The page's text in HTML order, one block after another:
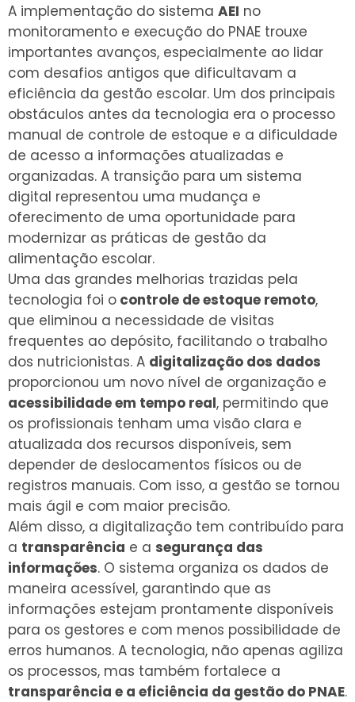
A implementação do sistema AEI no
monitoramento e execução do PNAE trouxe
importantes avanços, especialmente ao lidar
com desafios antigos que dificultavam a
eficiência da gestão escolar. Um dos principais
obstáculos antes da tecnologia era o processo
manual de controle de estoque e a dificuldade
de acesso a informações atualizadas e
organizadas. A transição para um sistema
digital representou uma mudança e
oferecimento de uma oportunidade para
modernizar as práticas de gestão da
alimentação escolar.
Uma das grandes melhorias trazidas pela
tecnologia foi o controle de estoque remoto,
que eliminou a necessidade de visitas
frequentes ao depósito, facilitando o trabalho
dos nutricionistas. A digitalização dos dados
proporcionou um novo nível de organização e
acessibilidade em tempo real, permitindo que
os profissionais tenham uma visão clara e
atualizada dos recursos disponíveis, sem
depender de deslocamentos físicos ou de
registros manuais. Com isso, a gestão se tornou
mais ágil e com maior precisão.
Além disso, a digitalização tem contribuído para
a transparência e a segurança das
informações. O sistema organiza os dados de
maneira acessível, garantindo que as
informações estejam prontamente disponíveis
para os gestores e com menos possibilidade de
erros humanos. A tecnologia, não apenas agiliza
os processos, mas também fortalece a
transparência e a eficiência da gestão do PNAE.